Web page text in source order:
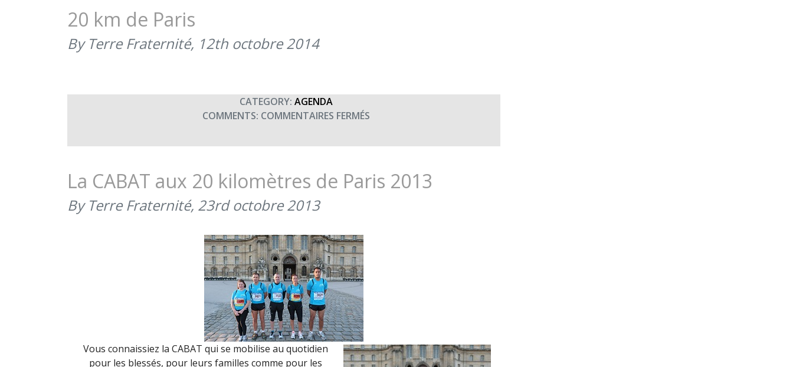
20
2018)
20 km de Paris
By Terre Fraternité, 12th octobre 2014
CATEGORY: AGENDA
COMMENTS: COMMENTAIRES FERMÉS
KM
PARIS
La CABAT aux 20 kilomètres de Paris 2013
By Terre Fraternité, 23rd octobre 2013
Vous connaissiez la CABAT qui se mobilise au quotidien
pour les blessés, pour leurs familles comme pour les